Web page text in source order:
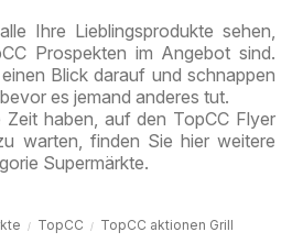
Ihre Lieblingsprodukte sehen,
Prospekten im Angebot sind.
Blick darauf und schnappen
es jemand anderes tut.
haben, auf den TopCC Flyer
warten, finden Sie hier weitere
Supermärkte.
TopCC TopCC aktionen Grill